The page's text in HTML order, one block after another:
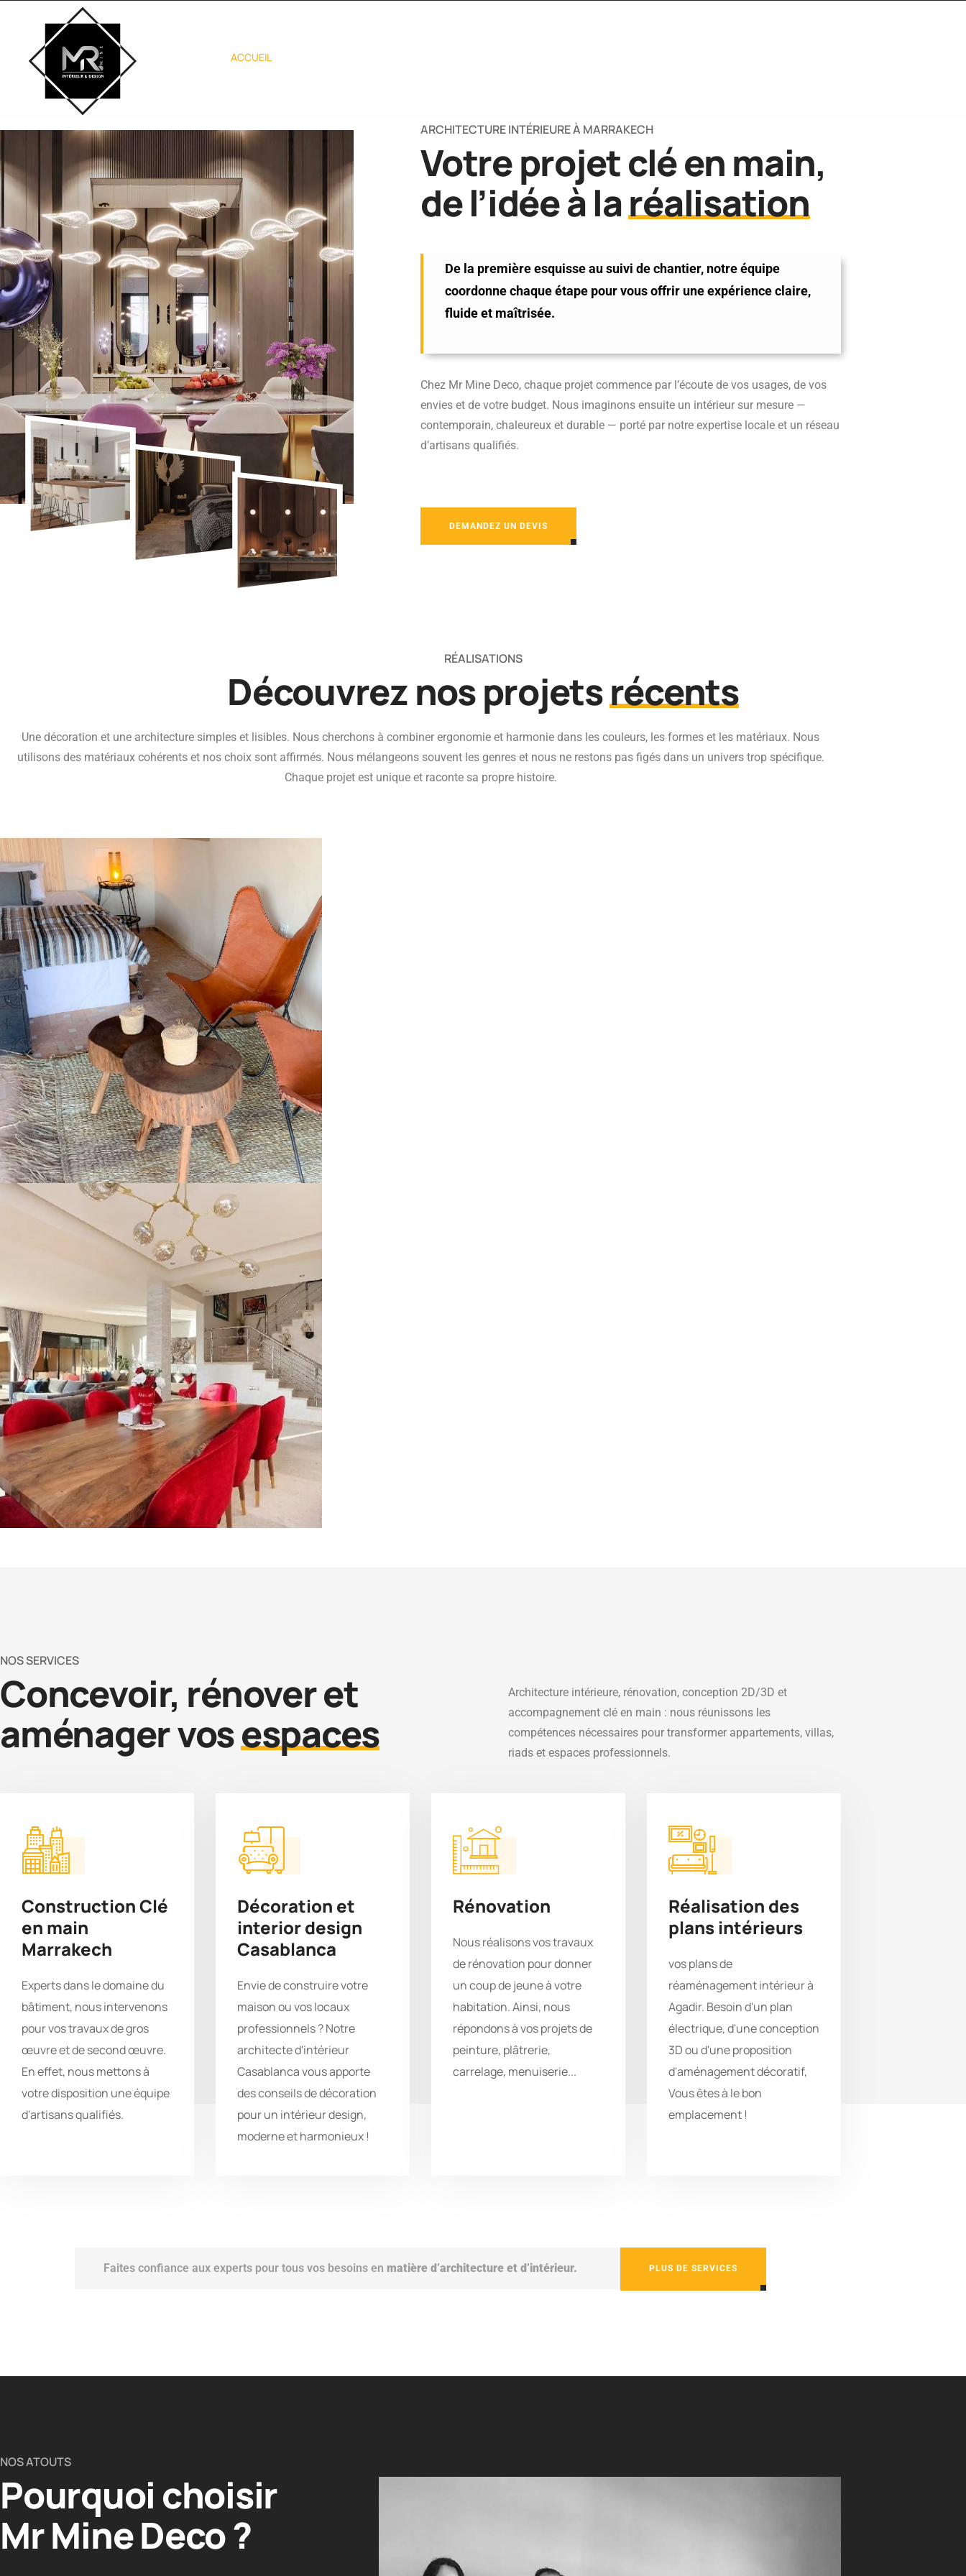
ACCUEIL
ARCHITECTURE INTÉRIEURE À MARRAKECH
Votre projet clé en main,
de l’idée à laréalisation
De la première esquisse au suivi de chantier, notre équipe
coordonne chaque étape pour vous offrir une expérience claire,
fluide et maîtrisée.
Chez Mr Mine Deco, chaque projet commence par l’écoute de vos usages, de vos
envies et de votre budget. Nous imaginons ensuite un intérieur sur mesure —
contemporain, chaleureux et durable — porté par notre expertise locale et un réseau
d’artisans qualifiés.
DEMANDEZ UN DEVIS
RÉALISATIONS
Découvrez nos projetsrécents
Une décoration et une architecture simples et lisibles. Nous cherchons à combiner ergonomie et harmonie dans les couleurs, les formes et les matériaux. Nous
utilisons des matériaux cohérents et nos choix sont affirmés. Nous mélangeons souvent les genres et nous ne restons pas figés dans un univers trop spécifique.
Chaque projet est unique et raconte sa propre histoire.
NOS SERVICES
Concevoir, rénover et
aménager vosespaces
Architecture intérieure, rénovation, conception 2D/3D et
accompagnement clé en main : nous réunissons les
compétences nécessaires pour transformer appartements, villas,
riads et espaces professionnels.
Construction Clé
en main
Marrakech
Experts dans le domaine du
bâtiment, nous intervenons
pour vos travaux de gros
œuvre et de second œuvre.
En effet, nous mettons à
votre disposition une équipe
d'artisans qualifiés.
Décoration et
interior design
Casablanca
Envie de construire votre
maison ou vos locaux
professionnels ? Notre
architecte d'intérieur
Casablanca vous apporte
des conseils de décoration
pour un intérieur design,
moderne et harmonieux !
Rénovation
Nous réalisons vos travaux
de rénovation pour donner
un coup de jeune à votre
habitation. Ainsi, nous
répondons à vos projets de
peinture, plâtrerie,
carrelage, menuiserie...
Réalisation des
plans intérieurs
vos plans de
réaménagement intérieur à
Agadir. Besoin d'un plan
électrique, d'une conception
3D ou d'une proposition
d'aménagement décoratif,
Vous êtes à le bon
emplacement !
Faites confiance aux experts pour tous vos besoins en matière d’architecture et d’intérieur. PLUS DE SERVICES
NOS ATOUTS
Pourquoi choisir
Mr Mine Deco ?